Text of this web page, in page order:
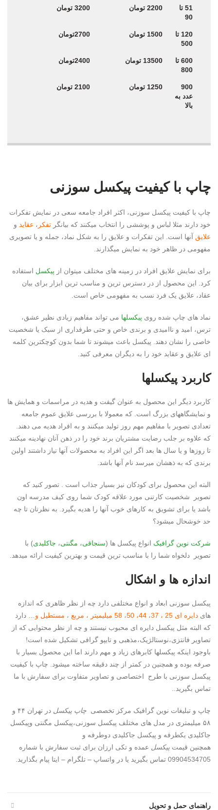
51 تا
90
2200 تومان 3200 تومان
120 تا
500
1500 تومان 2700تومان
600 تا
800
13500 تومان 2400تومان
900
عدد به
بالا
1250 تومان 2100 تومان
چاپ با کیفیت پیکسل سوزنی
چاپ با کیفیت پیکسل سوزنی، اکثر افراد جامعه سعی در نمایش تفکرات
خود دارند مثلا لباس و پوششی را انتخاب میکنند که بیانگر تفکر ، عقاید و
علایق آنها است. این تفکرات و علایق را به شکل نماد، جمله و یا تصویری
مفهومی در ظاهر خود به نمایش میگذارند.
برای نمایش علایق افراد در زمینه های مختلف میتوان از پیکسل استفاده
کرد. این محصول از در دسترس ترین و مناسب ترین ابزار برای بیان
عقاد، علایق یک فرد نسب به مفهومی خاص است.
نماد های چاپ شده روی پیکسلها می تواند مفاهیم زیادی نظیر عشق،
ترس، امید و ناامیدی و برندی خاص و حتی طرفداری از سبک یا شخصیت
خاصی را نشان دهند. پیکسل باعث میشوند تا شما بدون کوچکترین کلمه
ای علایق و عقاید خود را به دیگران معرفی کنید.
کاربرد پیکسلها
کاربرد دیگر این محصول به عنوان گیفت و هدیه در مراسمات و همایش ها
و نمایشگاههای بزرگ است. که معمولا با بررسی علایق عموم جامعه
تعدادی تصویر با مفاهیم مهم روز تولید میکنند و به افراد هدیه می دهند.
که علاوه بر جلب رضایت مشتریان برند خود را در ذهن آنان نهادینه میکنند
تا روزها و یا سال ها بعد اگر این افراد به محصولات آنها نیاز داشتند اولین
برندی که به ذهشان میرسد نام آنها باشد.
البته این محصول برای کودکان نیز بسیار جذاب است . تصور کنید که
تصویر شخصیت کارتنی مورد علاقه کودک شما روی کیف مدرسه اون
باشد یا برای تشویق به کارهای خوب آنها را هدیه بگیرد. به نظرتان تا چه
حد خوشحال میشود؟
شرکت نوین گرافیک انواع پیکسل ها (سنجاقی، مگنتی، جاکلیدی) با
تصویر دلخواه شما را با مناسب ترین قیمت و بهترین کیفیت ارائه میدهد.
اندازه ها و اشکال
پیکسل سوزنی ابعاد و انواع مختلفی دارد چه از نظر ظاهری که اندازه
های دایره ای 25 ، 37، 44، 50، 58 میلیمیتر ، مربع ، مستطیل و…
دارد
که البته مثل پیکسل دایره ای محبوب نیستند و چه از نظر محتوایی که از
تصاویر فانتزی،نوستالژیک،مذهبی و تایپو گرافی تشکیل شده است!
باوجود اینکه پیکسلها کابرهای زیاد و مهم دارند اما این محصول بسیار با
صرفه بوده و همچنین در کمتر از چند دقیقه ساخته میشود. چاپ با کیفیت
پیکسل سوزنی با طرح اختصاصی و تصاویر متفاوت برای سفارش با ما
تماس بگیرید..
چاپ و تبلیغات نوین گرافیک مرکز تخصصی چاپ پیکسل
در تهران ۴۴ و
۵۸ میلیمتری در مدل های مختلف پیکسل سوزنی،پیکسل مگنتی وپیکسل
جاکلیدی یکطرفه و پیکسل جاکلیدی دوطرفه و
همچنین قیمت پیکسل عمده و تکی ارزان برای ثبت سفارش با شماره
09904534705 تماس بگیرید یا در واتساپ – تلگرام – ایتا پیام بگذارید.
راهنمای حمل و تحویل